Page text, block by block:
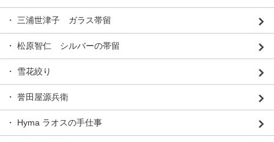
・ 三浦世津子 ガラス帯留
・ 松原智仁 シルバーの帯留
・ 雪花絞り
・ 誉田屋源兵衛
・ Hyma ラオスの手仕事